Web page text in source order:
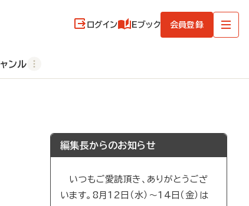
ログイン Eブック 会員登録
ンル
編集長からのお知らせ
いつもご愛読頂き、ありがとうござ
います。8月12日（水）～14日（金）は